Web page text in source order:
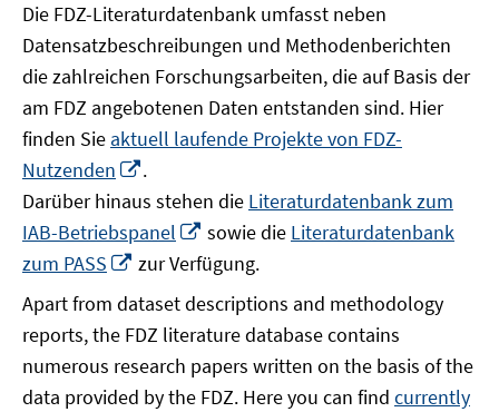
Die FDZ-Literaturdatenbank umfasst neben
Datensatzbeschreibungen und Methodenberichten
die zahlreichen Forschungsarbeiten, die auf Basis der
am FDZ angebotenen Daten entstanden sind. Hier
finden Sie aktuell laufende Projekte von FDZ-
Nutzenden
neuem
Fenster
öffnen
.
Darüber hinaus stehen die Literaturdatenbank zum
IAB-Betriebspanel
In
neuem
Fenster
öffnen
sowie die Literaturdatenbank
zum PASS
In
Fenster
öffnen
zur Verfügung.
Apart from dataset descriptions and methodology
reports, the FDZ literature database contains
numerous research papers written on the basis of the
data provided by the FDZ. Here you can find currently